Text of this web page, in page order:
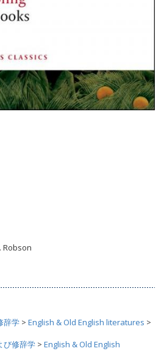
Robson
辞学 > English & Old English literatures >
び修辞学 > English & Old English